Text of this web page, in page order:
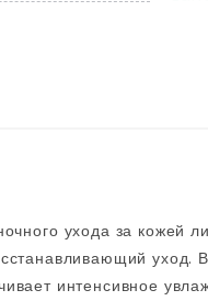
уход.
интенсивное